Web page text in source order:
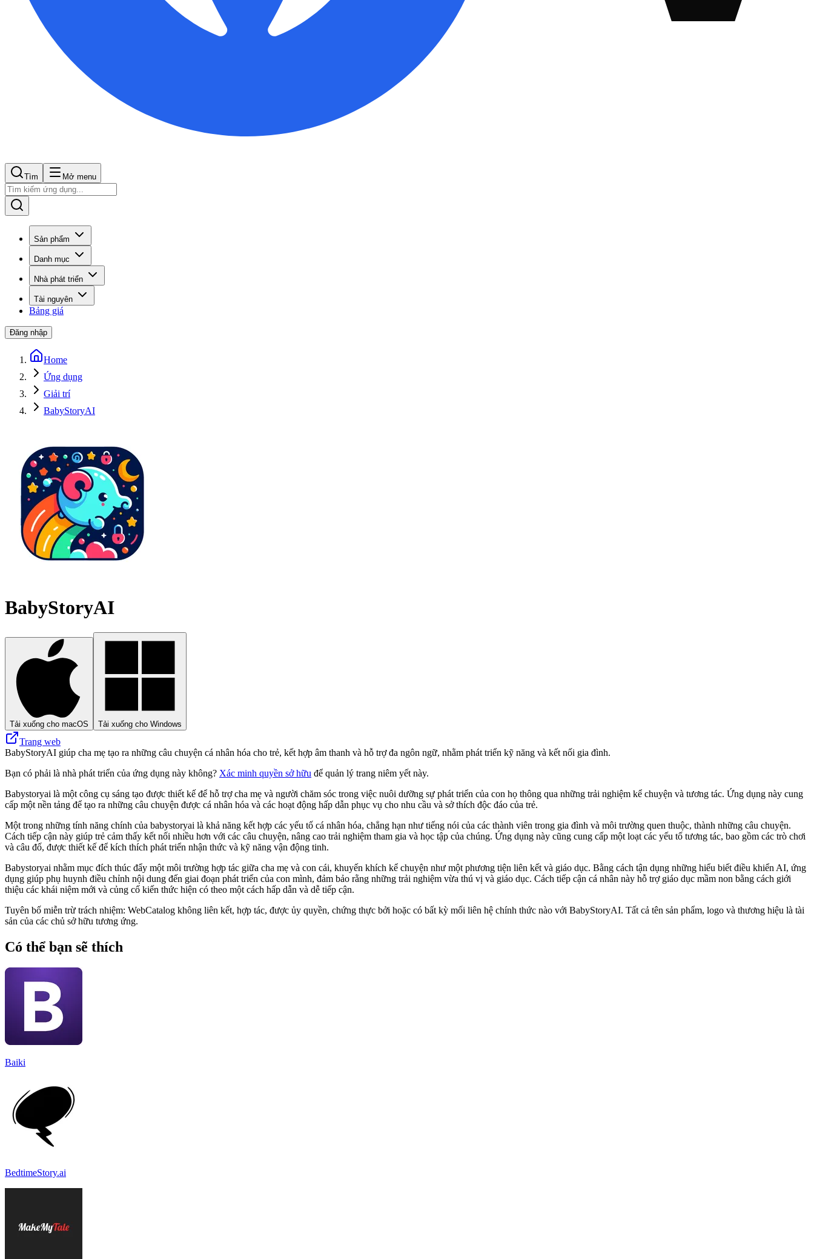
Tìm Mở menu
Sản phẩm
Danh mục
Nhà phát triển
Tài nguyên
Bảng giá
Đăng nhập
Home
Ứng dụng
Giải trí
BabyStoryAI
BabyStoryAI
Tải xuống cho macOS Tải xuống cho Windows
Trang web
BabyStoryAI giúp cha mẹ tạo ra những câu chuyện cá nhân hóa cho trẻ, kết hợp âm thanh và hỗ trợ đa ngôn ngữ, nhằm phát triển kỹ năng và kết nối gia đình.
Bạn có phải là nhà phát triển của ứng dụng này không? Xác minh quyền sở hữu để quản lý trang niêm yết này.
Babystoryai là một công cụ sáng tạo được thiết kế để hỗ trợ cha mẹ và người chăm sóc trong việc nuôi dưỡng sự phát triển của con họ thông qua những trải nghiệm kể chuyện và tương tác. Ứng dụng này cung
cấp một nền tảng để tạo ra những câu chuyện được cá nhân hóa và các hoạt động hấp dẫn phục vụ cho nhu cầu và sở thích độc đáo của trẻ.
Một trong những tính năng chính của babystoryai là khả năng kết hợp các yếu tố cá nhân hóa, chẳng hạn như tiếng nói của các thành viên trong gia đình và môi trường quen thuộc, thành những câu chuyện.
Cách tiếp cận này giúp trẻ cảm thấy kết nối nhiều hơn với các câu chuyện, nâng cao trải nghiệm tham gia và học tập của chúng. Ứng dụng này cũng cung cấp một loạt các yếu tố tương tác, bao gồm các trò chơi
và câu đố, được thiết kế để kích thích phát triển nhận thức và kỹ năng vận động tinh.
Babystoryai nhằm mục đích thúc đẩy một môi trường hợp tác giữa cha mẹ và con cái, khuyến khích kể chuyện như một phương tiện liên kết và giáo dục. Bằng cách tận dụng những hiểu biết điều khiển AI, ứng
dụng giúp phụ huynh điều chỉnh nội dung đến giai đoạn phát triển của con mình, đảm bảo rằng những trải nghiệm vừa thú vị và giáo dục. Cách tiếp cận cá nhân này hỗ trợ giáo dục mầm non bằng cách giới
thiệu các khái niệm mới và củng cố kiến ​​thức hiện có theo một cách hấp dẫn và dễ tiếp cận.
Tuyên bố miễn trừ trách nhiệm: WebCatalog không liên kết, hợp tác, được ủy quyền, chứng thực bởi hoặc có bất kỳ mối liên hệ chính thức nào với BabyStoryAI. Tất cả tên sản phẩm, logo và thương hiệu là tài
sản của các chủ sở hữu tương ứng.
Có thể bạn sẽ thích
Baiki
BedtimeStory.ai